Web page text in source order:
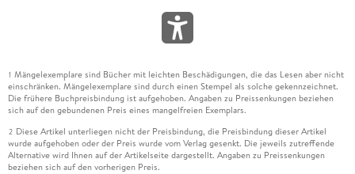
1 Mängelexemplare sind Bücher mit leichten Beschädigungen, die das Lesen aber nicht
einschränken. Mängelexemplare sind durch einen Stempel als solche gekennzeichnet.
Die frühere Buchpreisbindung ist aufgehoben. Angaben zu Preissenkungen beziehen
sich auf den gebundenen Preis eines mangelfreien Exemplars.
2 Diese Artikel unterliegen nicht der Preisbindung, die Preisbindung dieser Artikel
wurde aufgehoben oder der Preis wurde vom Verlag gesenkt. Die jeweils zutreffende
Alternative wird Ihnen auf der Artikelseite dargestellt. Angaben zu Preissenkungen
beziehen sich auf den vorherigen Preis.